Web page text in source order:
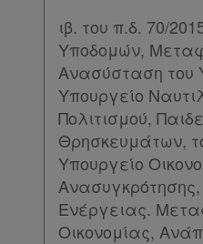
ιβ. του π.δ. 70/
Υποδομών,
Ανασύσταση του
Υπουργείο
Πολιτισμού,
Θρησκευμάτων,
Υπουργείο
Ενέργειας.
Οικονομίας,